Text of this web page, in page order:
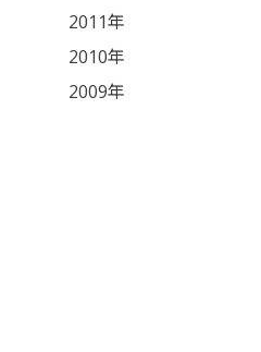
2011年
2010年
2009年